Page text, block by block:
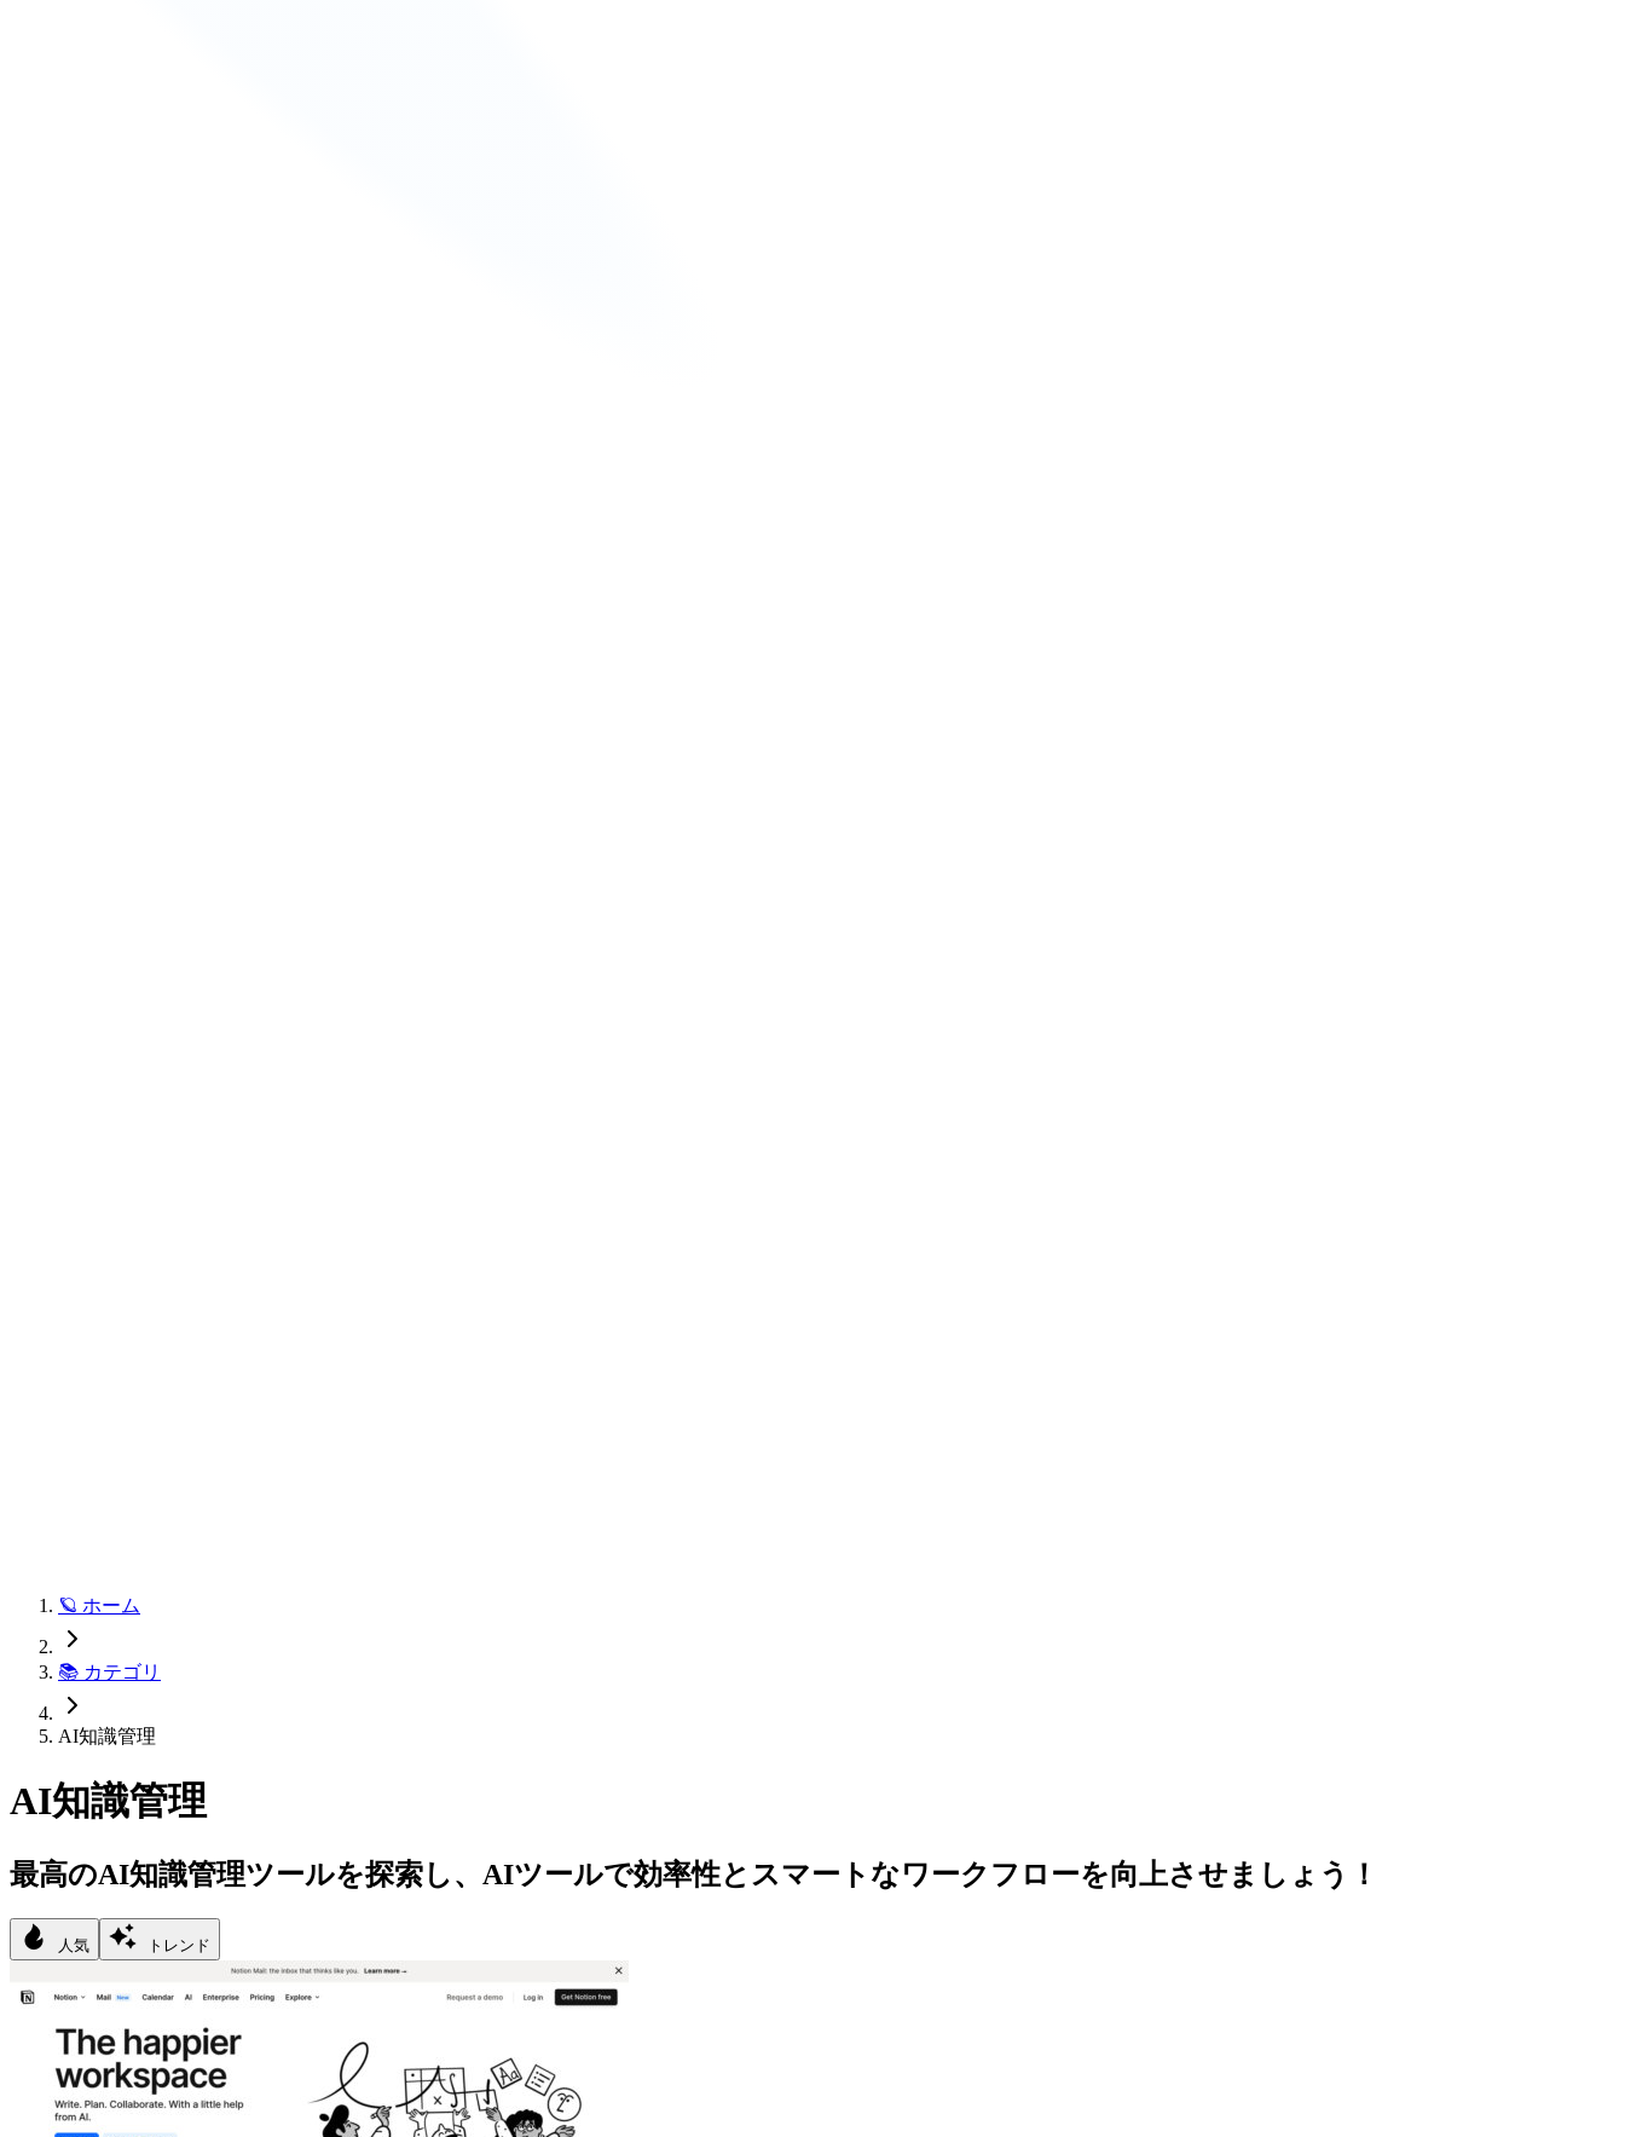
🪐 ホーム
📚 カテゴリ
AI知識管理
AI知識管理
最高のAI知識管理ツールを探索し、AIツールで効率性とスマートなワークフローを向上させましょう！
人気 トレンド